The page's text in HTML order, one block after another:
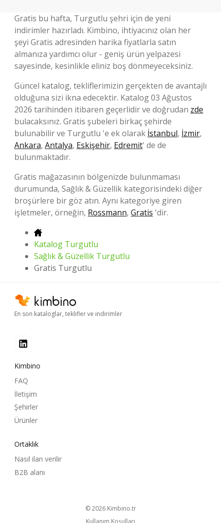
Gratis bu hafta, Turgutlu şehri için de yeni
indirimler hazırladı. Kimbino, ihtiyacınız olan her
şeyi Gratis adresinden harika fiyatlarla satın
almanıza yardımcı olur - geniş ürün yelpazesi
sayesinde, kesinlikle eliniz boş dönmeyeceksiniz.
Güncel katalog, tekliflerimizin gerçekten de avantajlı
olduğuna sizi ikna edecektir. Katalog 03 Ağustos
2026 tarihinden itibaren geçerlidir ve doğrudan zde
bulacaksınız. Gratis şubeleri birkaç şehirde
bulunabilir ve Turgutlu 'e ek olarak İstanbul, İzmir,
Ankara, Antalya, Eskişehir, Edremit' de de
bulunmaktadır.
Gratis mağazasının bölgenizde bulunmaması
durumunda, Sağlık & Güzellik kategorisindeki diğer
broşürlere bir göz atın. Aynı kategoriye giren
işletmeler, örneğin, Rossmann, Gratis 'dir.
Katalog Turgutlu
Sağlık & Güzellik Turgutlu
Gratis Turgutlu
En son kataloglar, teklifler ve indirimler
Kimbino
FAQ
İletişim
Şehirler
Ürünler
Ortaklık
Nasıl ilan verilir
B2B alanı
© 2026 kimbino.tr
Kullanım Koşulları